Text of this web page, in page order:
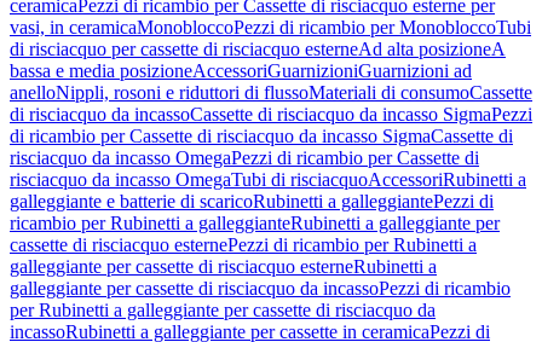
ceramicaPezzi di ricambio per Cassette di risciacquo esterne per
vasi, in ceramicaMonobloccoPezzi di ricambio per MonobloccoTubi
di risciacquo per cassette di risciacquo esterneAd alta posizioneA
bassa e media posizioneAccessoriGuarnizioniGuarnizioni ad
anelloNippli, rosoni e riduttori di flussoMateriali di consumoCassette
di risciacquo da incassoCassette di risciacquo da incasso SigmaPezzi
di ricambio per Cassette di risciacquo da incasso SigmaCassette di
risciacquo da incasso OmegaPezzi di ricambio per Cassette di
risciacquo da incasso OmegaTubi di risciacquoAccessoriRubinetti a
galleggiante e batterie di scaricoRubinetti a galleggiantePezzi di
ricambio per Rubinetti a galleggianteRubinetti a galleggiante per
cassette di risciacquo esternePezzi di ricambio per Rubinetti a
galleggiante per cassette di risciacquo esterneRubinetti a
galleggiante per cassette di risciacquo da incassoPezzi di ricambio
per Rubinetti a galleggiante per cassette di risciacquo da
incassoRubinetti a galleggiante per cassette in ceramicaPezzi di